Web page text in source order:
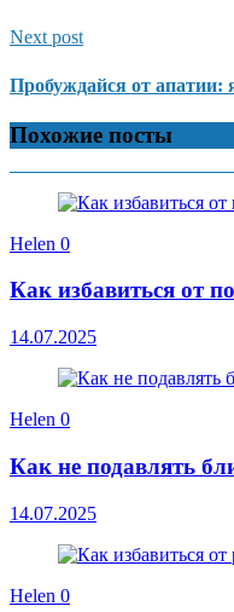
Next post
Пробуждайся от апатии:
Похожие посты
Helen 0
Как избавиться от
14.07.2025
Helen 0
Как не подавлять
14.07.2025
Helen 0